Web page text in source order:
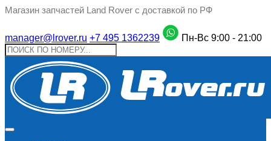
Магазин запчастей Land Rover с доставкой по РФ
manager@lrover.ru +7 495 1362239 Пн-Вс 9:00 - 21:00